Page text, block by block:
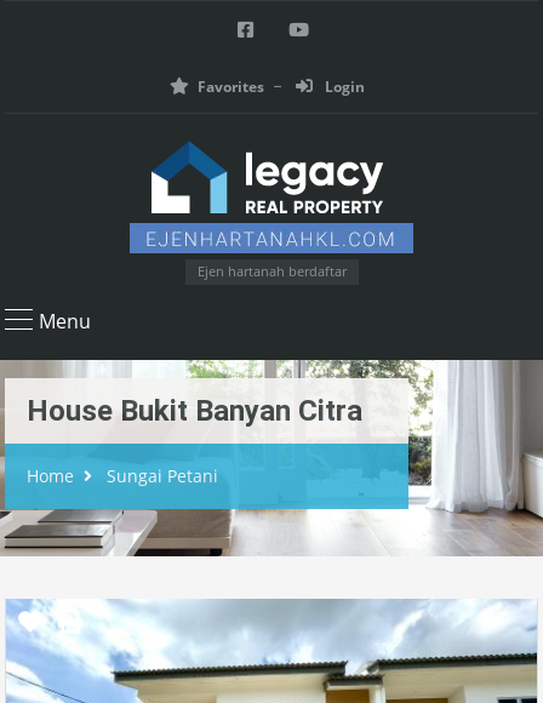
Favorites Login
Ejen hartanah berdaftar
Menu
House Bukit Banyan Citra
Home Sungai Petani